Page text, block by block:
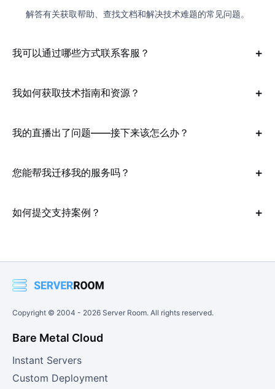
解答有关获取帮助、查找文档和解决技术难题的常见问题。
我可以通过哪些方式联系客服？
我如何获取技术指南和资源？
我的直播出了问题——接下来该怎么办？
您能帮我迁移我的服务吗？
如何提交支持案例？
Copyright © 2004 - 2026 Server Room. All rights reserved.
Bare Metal Cloud
Instant Servers
Custom Deployment